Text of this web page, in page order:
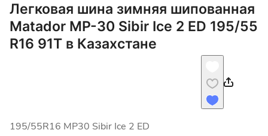
Легковая шина зимняя шипованная
Matador MP-30 Sibir Ice 2 ED 195/55
R16 91T в Казахстане
195/55R16 MP30 Sibir Ice 2 ED